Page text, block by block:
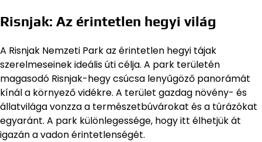
Risnjak: Az érintetlen hegyi világ
A Risnjak Nemzeti Park az érintetlen hegyi tájak
szerelmeseinek ideális úti célja. A park területén
magasodó Risnjak-hegy csúcsa lenyűgöző panorámát
kínál a környező vidékre. A terület gazdag növény- és
állatvilága vonzza a természetbúvárokat és a túrázókat
egyaránt. A park különlegessége, hogy itt élhetjük át
igazán a vadon érintetlenségét.